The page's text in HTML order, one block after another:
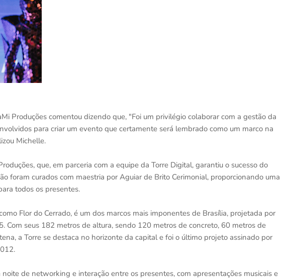
Produções comentou dizendo que, "Foi um privilégio colaborar com a gestão da
para criar um evento que certamente será lembrado como um marco na
Michelle.
que, em parceria com a equipe da Torre Digital, garantiu o sucesso do
foram curados com maestria por Aguiar de Brito Cerimonial, proporcionando uma
todos os presentes.
Flor do Cerrado, é um dos marcos mais imponentes de Brasília, projetada por
Com seus 182 metros de altura, sendo 120 metros de concreto, 60 metros de
a Torre se destaca no horizonte da capital e foi o último projeto assinado por
de networking e interação entre os presentes, com apresentações musicais e